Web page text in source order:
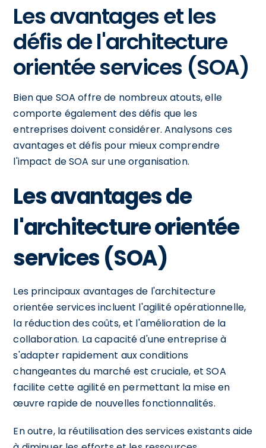
Les avantages et les
défis de l'architecture
orientée services (SOA)
Bien que SOA offre de nombreux atouts, elle
comporte également des défis que les
entreprises doivent considérer. Analysons ces
avantages et défis pour mieux comprendre
l'impact de SOA sur une organisation.
Les avantages de
l'architecture orientée
services (SOA)
Les principaux avantages de l'architecture
orientée services incluent l'agilité opérationnelle,
la réduction des coûts, et l'amélioration de la
collaboration. La capacité d'une entreprise à
s'adapter rapidement aux conditions
changeantes du marché est cruciale, et SOA
facilite cette agilité en permettant la mise en
œuvre rapide de nouvelles fonctionnalités.
En outre, la réutilisation des services existants aide